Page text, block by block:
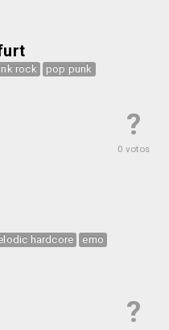
rock pop punk
?
0 votos
hardcore
emo
?